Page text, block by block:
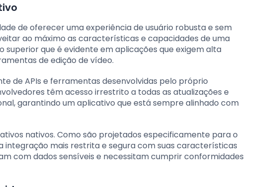
de oferecer uma experiência de usuário robusta e sem
ao máximo as características e capacidades de uma
que é evidente em aplicações que exigem alta
de edição de vídeo.
de APIs e ferramentas desenvolvidas pelo próprio
têm acesso irrestrito a todas as atualizações e
garantindo um aplicativo que está sempre alinhado com
nativos. Como são projetados especificamente para o
integração mais restrita e segura com suas características
com dados sensíveis e necessitam cumprir conformidades